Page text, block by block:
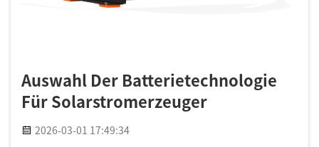
Auswahl Der Batterietechnologie
Für Solarstromerzeuger
2026-03-01 17:49:34